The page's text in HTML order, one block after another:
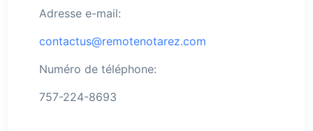
Adresse e-mail:
contactus@remotenotarez.com
Numéro de téléphone:
757-224-8693